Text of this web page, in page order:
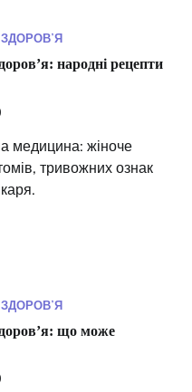
народні рецепти
медицина: жіноче
тривожних ознак
що може